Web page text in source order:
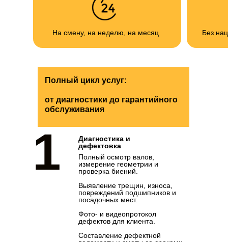
На смену, на неделю, на месяц Без
Полный цикл услуг:
от диагностики до гарантийного
обслуживания
Полный осмотр валов,
измерение геометрии и
проверка биений.
Выявление трещин, износа,
повреждений подшипников и
посадочных мест.
Фото- и видеопротокол
дефектов для клиента.
Составление дефектной
Диагностика и
дефектовка
1